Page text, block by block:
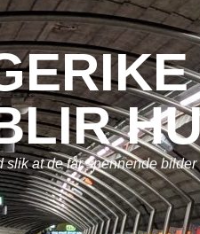
slik at de får spennende bilder